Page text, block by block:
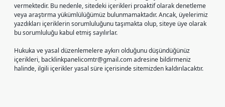
vermektedir. Bu nedenle, sitedeki içerikleri proaktif olarak denetleme
veya araştırma yükümlülüğümüz bulunmamaktadır. Ancak, üyelerimiz
yazdıkları içeriklerin sorumluluğunu taşımakta olup, siteye üye olarak
bu sorumluluğu kabul etmiş sayılırlar.
Hukuka ve yasal düzenlemelere aykırı olduğunu düşündüğünüz
içerikleri, backlinkpanelicomtr@gmail.comadresine bildirmeniz
halinde, ilgili içerikler yasal süre içerisinde sitemizden kaldırılacaktır.